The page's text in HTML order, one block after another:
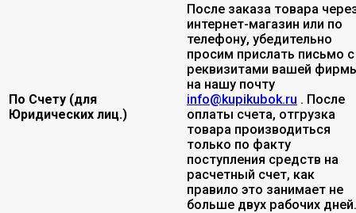
По Счету (для
Юридических лиц.)
После заказа товара
интернет-магазин или по
телефону, убедительно
просим прислать письмо с
реквизитами вашей
на нашу почту
info@kupikubok.ru . После
оплаты счета, отгрузка
товара производиться
только по факту
поступления средств на
расчетный счет, как
правило это занимает не
больше двух рабочих дней.